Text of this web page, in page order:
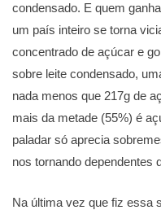
condensado. E quem
um país inteiro se torna
concentrado de açúcar e
sobre leite condensado,
nada menos que 217g de
mais da metade (55%) é
paladar só aprecia
nos tornando dependentes
Na última vez que fiz essa